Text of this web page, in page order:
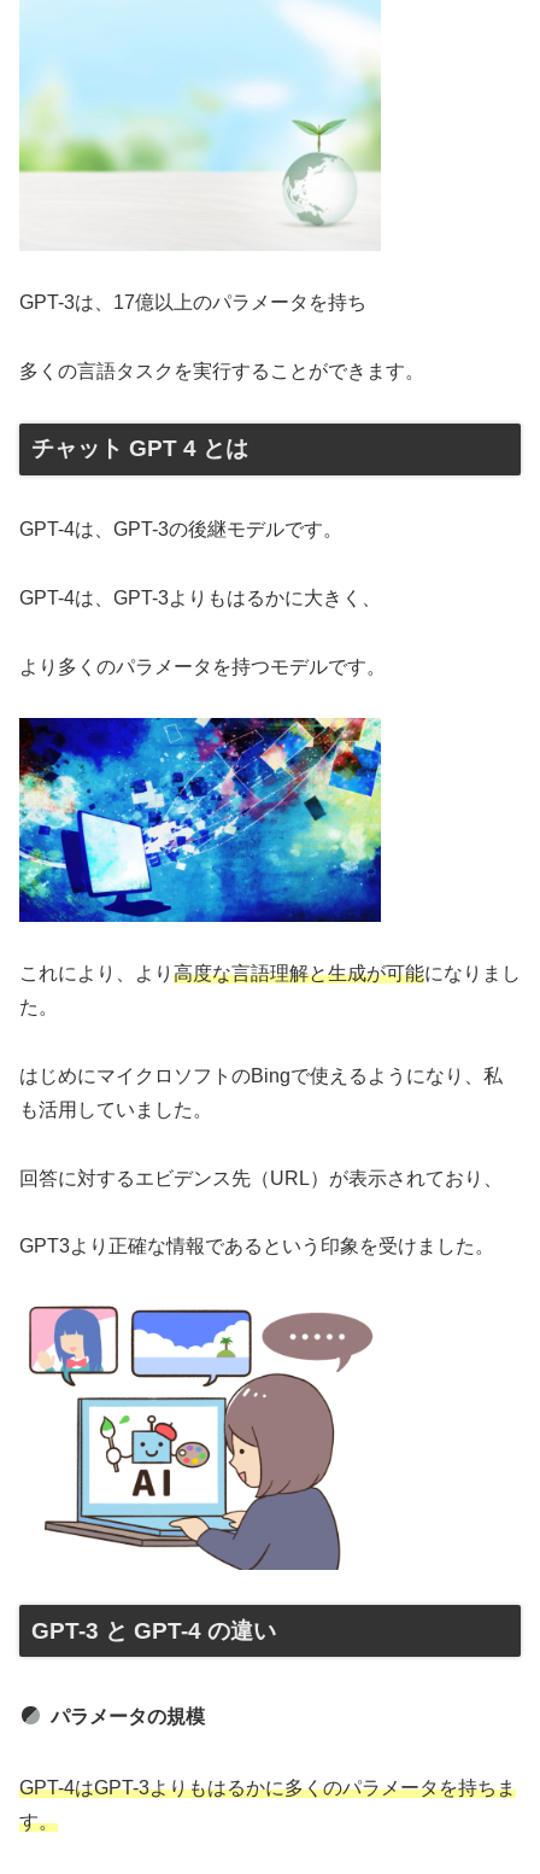
GPT-3は、17億以上のパラメータを持ち
多くの言語タスクを実行することができます。
チャット GPT 4 とは
GPT-4は、GPT-3の後継モデルです。
GPT-4は、GPT-3よりもはるかに大きく、
より多くのパラメータを持つモデルです。
これにより、より 高度な言語理解と生成が可能になりまし
た。
はじめにマイクロソフトのBingで使えるようになり、私
も活用していました。
回答に対するエビデンス先（URL）が表示されており、
GPT3より正確な情報であるという印象を受けました。
GPT-3 と GPT-4 の違い
パラメータの規模
GPT-4はGPT-3よりもはるかに多くのパラメータを持ちま
す。